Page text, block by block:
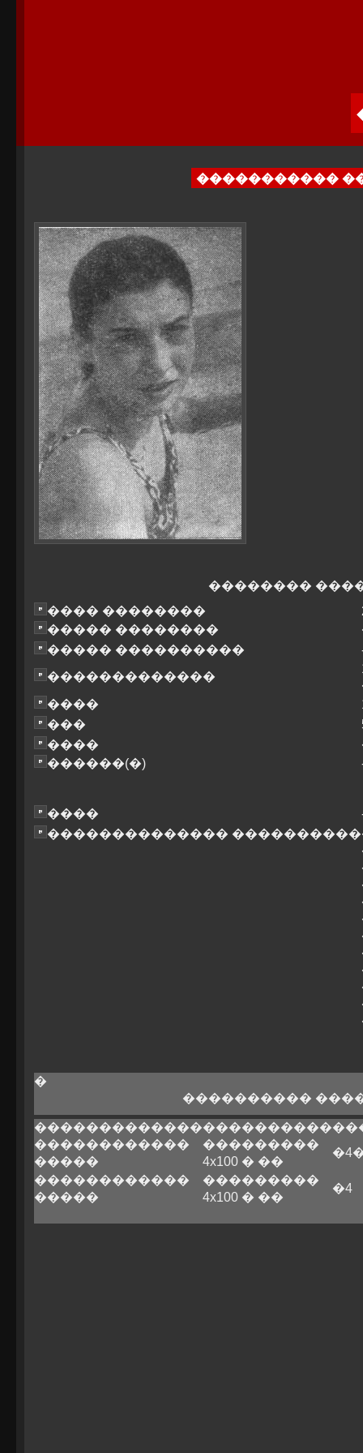
�����������
��������
���� ��������
����� ��������
����� ����������
�������������
����
���
����
������(�)
����
�������������� ����������
�
����������
�����������������������
������������
�����
���������
4x100 � ��
������������
�����
���������
4x100 � ��
�4